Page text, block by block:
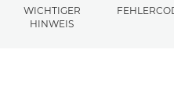
WICHTIGER
HINWEIS